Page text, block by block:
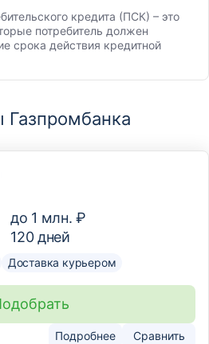
кредита (ПСК) – это
потребитель должен
срока действия кредитной
Газпромбанка
до 1 млн. ₽
120дней
Доставка курьером
Подробнее Сравнить